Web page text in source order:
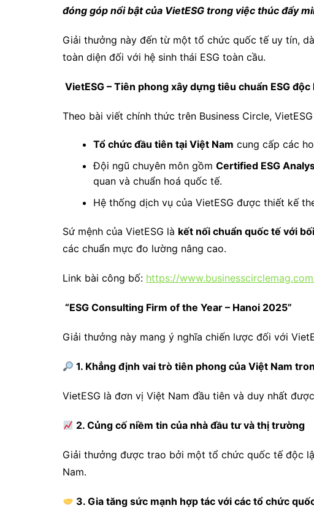
đóng góp nổi bật của VietESG trong việc thúc đẩy
Giải thưởng này đến từ một tổ chức quốc tế uy tín,
toàn diện đối với hệ sinh thái ESG toàn cầu.
VietESG – Tiên phong xây dựng tiêu chuẩn ESG
Theo bài viết chính thức trên Business Circle,
Tổ chức đầu tiên tại Việt Nam cung cấp các
Đội ngũ chuyên môn gồm Certified ESG
quan và chuẩn hoá quốc tế.
Hệ thống dịch vụ của VietESG được thiết kế
Sứ mệnh của VietESG là kết nối chuẩn quốc tế với
các chuẩn mực đo lường nâng cao.
Link bài công bố: https://
“ESG Consulting Firm of the Year – Hanoi 2025”
Giải thưởng này mang ý nghĩa chiến lược đối với
1. Khẳng định vai trò tiên phong của Việt Nam
VietESG là đơn vị Việt Nam đầu tiên và duy nhất
2. Củng cố niềm tin của nhà đầu tư và thị trường
Giải thưởng được trao bởi một tổ chức quốc tế độc
Nam.
3. Gia tăng sức mạnh hợp tác với các tổ chức